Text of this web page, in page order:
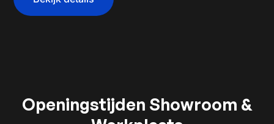
Openingstijden Showroom &